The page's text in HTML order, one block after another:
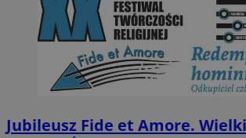
Jubileusz Fide et Amore.